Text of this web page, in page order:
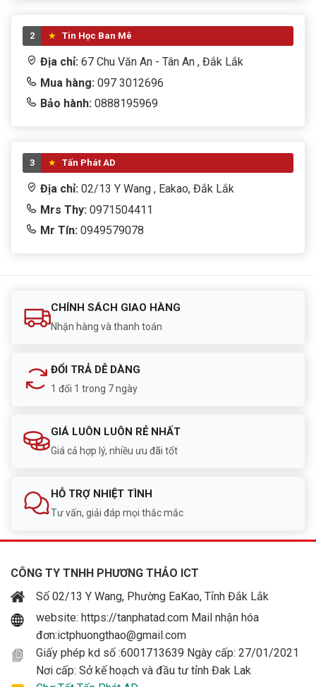
WEB CAM
Win + Office
2 Tin Học Ban Mê
Địa chỉ: 67 Chu Văn An - Tân An , Đắk Lắk
Mua hàng: 097 3012696
Bảo hành: 0888195969
3 Tấn Phát AD
Địa chỉ: 02/13 Y Wang , Eakao, Đắk Lắk
Mrs Thy: 0971504411
Mr Tín: 0949579078
CHÍNH SÁCH GIAO HÀNG
Nhận hàng và thanh toán
ĐỔI TRẢ DỄ DÀNG
1 đổi 1 trong 7 ngày
GIÁ LUÔN LUÔN RẺ NHẤT
Giá cả hợp lý, nhiều ưu đãi tốt
HỖ TRỢ NHIỆT TÌNH
Tư vấn, giải đáp mọi thắc mắc
CÔNG TY TNHH PHƯƠNG THẢO ICT
Số 02/13 Y Wang, Phường EaKao, Tỉnh Đắk Lắk
website: https://tanphatad.com Mail nhận hóa
đơn:ictphuongthao@gmail.com
Giấy phép kd số :6001713639 Ngày cấp: 27/01/2021
Nơi cấp: Sở kế hoạch và đầu tư tỉnh Đak Lak